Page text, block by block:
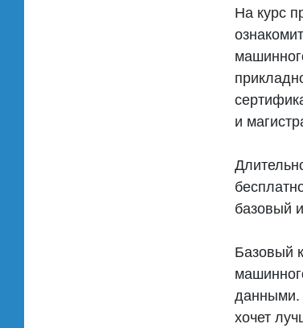
На курс
и
базовый
Базовый
данными.
хочет